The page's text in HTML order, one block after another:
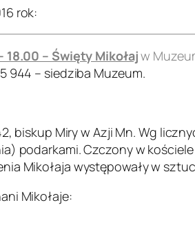
rok:
– Święty Mikołajw
944 – siedziba Muzeum.
biskup Miry w Azji Mn. Wg
podarkami. Czczony w
Mikołaja występowały w
Mikołaje: